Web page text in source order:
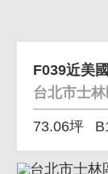
台北市士
73.06坪